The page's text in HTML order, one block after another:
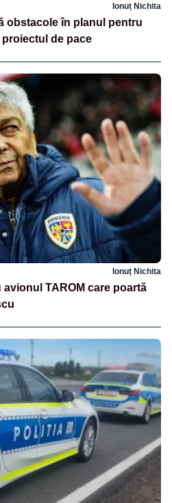
Ionuț Nichita
obstacole în planul pentru
proiectul de pace
Ionuț Nichita
TAROM care poartă